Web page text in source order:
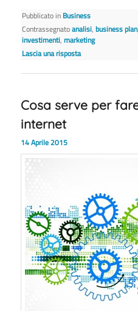
Pubblicato inBusiness
Contrassegnatoanalisi,business plan
investimenti,marketing
Lascia una risposta
Cosa serve per
internet
14 Aprile 2015